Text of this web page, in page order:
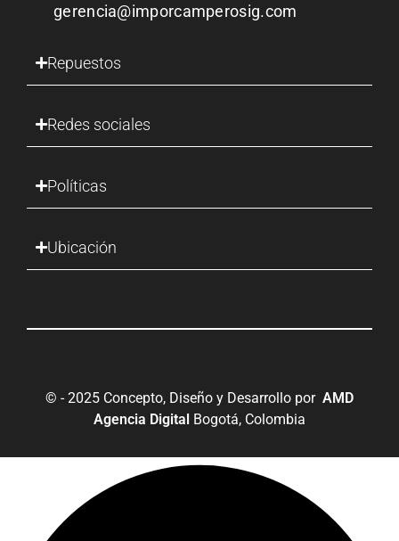
gerencia@imporcamperosig.com
Repuestos
Redes sociales
Políticas
Ubicación
© - 2025 Concepto, Diseño y Desarrollo por AMD
Agencia Digital Bogotá, Colombia